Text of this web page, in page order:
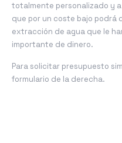
totalmente personalizado y
que por un coste bajo podrá
extracción de agua que le
importante de dinero.
Para solicitar presupuesto
formulario de la derecha.